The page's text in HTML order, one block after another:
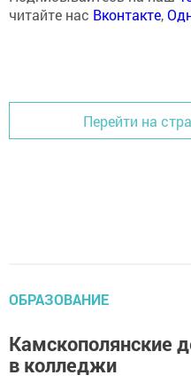
читайте нас Вконтакте,
Перейти на
ОБРАЗОВАНИЕ
Камскополянские
в колледжи